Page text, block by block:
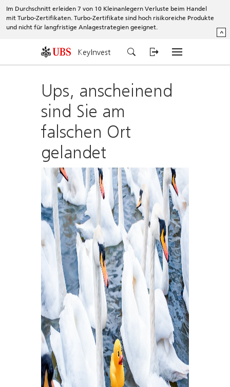
Im Durchschnitt erleiden 7 von 10 Kleinanlegern Verluste beim Handel
mit Turbo-Zertifikaten. Turbo-Zertifikate sind hoch risikoreiche Produkte
und nicht für langfristige Anlagestrategien geeignet.
^
KeyInvest
Ups, anscheinend
sind Sie am
falschen Ort
gelandet